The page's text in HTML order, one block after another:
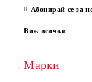
Абонирай се за
Виж всички
Марки